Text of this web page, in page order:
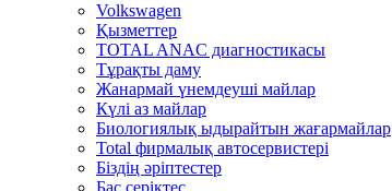
Volkswagen
Қызметтер
TOTAL ANAC диагностикасы
Тұрақты даму
Жанармай үнемдеуші майлар
Күлі аз майлар
Биологиялық ыдырайтын жағармайлар
Total фирмалық автосервистері
Біздің әріптестер
Бас серіктес